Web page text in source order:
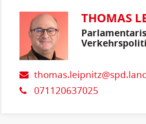
THOMAS
071120637025